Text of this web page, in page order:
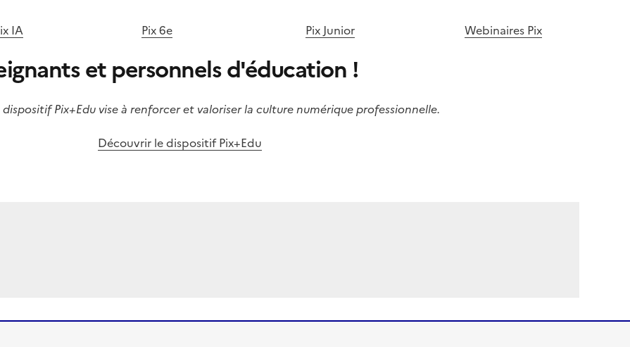
IA
Pix 6e
Pix Junior
Webinaires Pix
et personnels d'éducation !
dispositif Pix+Edu vise à renforcer et valoriser la culture numérique professionnelle.
Découvrir le dispositif Pix+Edu